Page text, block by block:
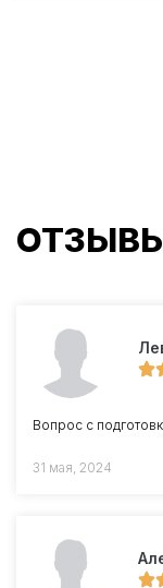
Вопрос с
31 мая, 2024